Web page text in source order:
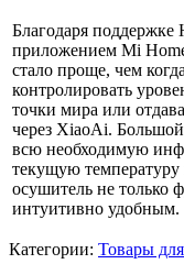
Благодаря поддержке
приложением Mi
стало проще, чем
контролировать
точки мира или
через XiaoAi.
всю необходимую
текущую температуру
осушитель не только
интуитивно удобным.
Категории: Товары